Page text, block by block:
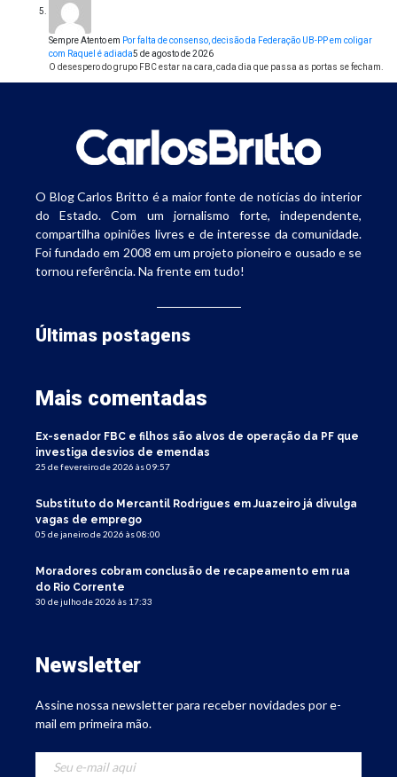
Sempre Atentoem Por falta de consenso, decisão da Federação UB-PP em coligar
com Raquel é adiada5 de agosto de 2026
O desespero do grupo FBC estar na cara, cada dia que passa as portas se fecham.
O Blog Carlos Britto é a maior fonte de notícias do interior
do Estado. Com um jornalismo forte, independente,
compartilha opiniões livres e de interesse da comunidade.
Foi fundado em 2008 em um projeto pioneiro e ousado e se
tornou referência. Na frente em tudo!
Últimas postagens
Mais comentadas
Ex-senador FBC e filhos são alvos de operação da PF que
investiga desvios de emendas
25 de fevereiro de 2026 às 09:57
Substituto do Mercantil Rodrigues em Juazeiro já divulga
vagas de emprego
05 de janeiro de 2026 às 08:00
Moradores cobram conclusão de recapeamento em rua
do Rio Corrente
30 de julho de 2026 às 17:33
Newsletter
Assine nossa newsletter para receber novidades por e-
mail em primeira mão.